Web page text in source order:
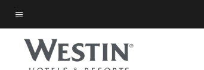
Skip
to
main
content
菜单文本